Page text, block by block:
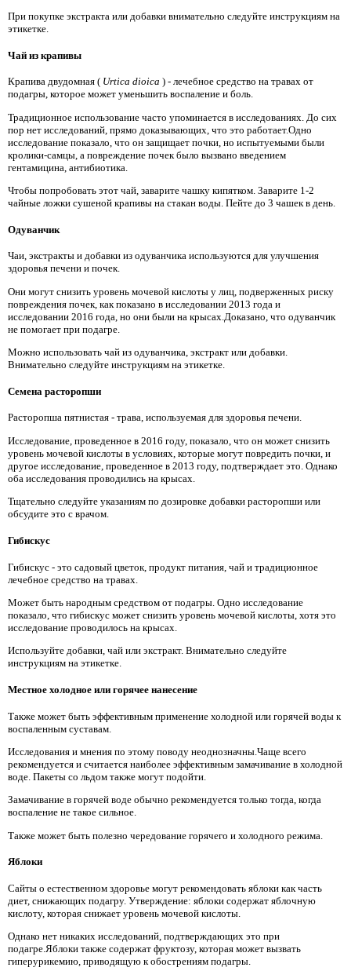
При покупке экстракта или добавки внимательно следуйте инструкциям на
этикетке.
Чай из крапивы
Крапива двудомная ( Urtica dioica ) - лечебное средство на травах от
подагры, которое может уменьшить воспаление и боль.
Традиционное использование часто упоминается в исследованиях. До сих
пор нет исследований, прямо доказывающих, что это работает.Одно
исследование показало, что он защищает почки, но испытуемыми были
кролики-самцы, а повреждение почек было вызвано введением
гентамицина, антибиотика.
Чтобы попробовать этот чай, заварите чашку кипятком. Заварите 1-2
чайные ложки сушеной крапивы на стакан воды. Пейте до 3 чашек в день.
Одуванчик
Чаи, экстракты и добавки из одуванчика используются для улучшения
здоровья печени и почек.
Они могут снизить уровень мочевой кислоты у лиц, подверженных риску
повреждения почек, как показано в исследовании 2013 года и
исследовании 2016 года, но они были на крысах.Доказано, что одуванчик
не помогает при подагре.
Можно использовать чай из одуванчика, экстракт или добавки.
Внимательно следуйте инструкциям на этикетке.
Семена расторопши
Расторопша пятнистая - трава, используемая для здоровья печени.
Исследование, проведенное в 2016 году, показало, что он может снизить
уровень мочевой кислоты в условиях, которые могут повредить почки, и
другое исследование, проведенное в 2013 году, подтверждает это. Однако
оба исследования проводились на крысах.
Тщательно следуйте указаниям по дозировке добавки расторопши или
обсудите это с врачом.
Гибискус
Гибискус - это садовый цветок, продукт питания, чай и традиционное
лечебное средство на травах.
Может быть народным средством от подагры. Одно исследование
показало, что гибискус может снизить уровень мочевой кислоты, хотя это
исследование проводилось на крысах.
Используйте добавки, чай или экстракт. Внимательно следуйте
инструкциям на этикетке.
Местное холодное или горячее нанесение
Также может быть эффективным применение холодной или горячей воды к
воспаленным суставам.
Исследования и мнения по этому поводу неоднозначны.Чаще всего
рекомендуется и считается наиболее эффективным замачивание в холодной
воде. Пакеты со льдом также могут подойти.
Замачивание в горячей воде обычно рекомендуется только тогда, когда
воспаление не такое сильное.
Также может быть полезно чередование горячего и холодного режима.
Яблоки
Сайты о естественном здоровье могут рекомендовать яблоки как часть
диет, снижающих подагру. Утверждение: яблоки содержат яблочную
кислоту, которая снижает уровень мочевой кислоты.
Однако нет никаких исследований, подтверждающих это при
подагре.Яблоки также содержат фруктозу, которая может вызвать
гиперурикемию, приводящую к обострениям подагры.